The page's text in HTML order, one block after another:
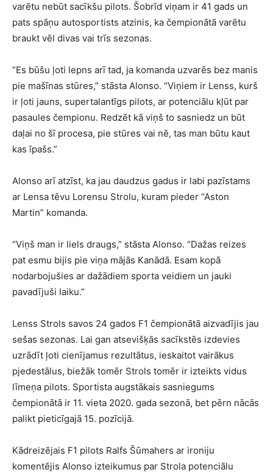
varētu nebūt sacīkšu pilots. Šobrīd viņam ir 41 gads un
pats spāņu autosportists atzinis, ka čempionātā varētu
braukt vēl divas vai trīs sezonas.
“Es būšu ļoti lepns arī tad, ja komanda uzvarēs bez manis
pie mašīnas stūres,” stāsta Alonso. “Viņiem ir Lenss, kurš
ir ļoti jauns, supertalantīgs pilots, ar potenciālu kļūt par
pasaules čempionu. Redzēt kā viņš to sasniedz un būt
daļai no šī procesa, pie stūres vai nē, tas man būtu kaut
kas īpašs.”
Alonso arī atzīst, ka jau daudzus gadus ir labi pazīstams
ar Lensa tēvu Lorensu Strolu, kuram pieder “Aston
Martin” komanda.
“Viņš man ir liels draugs,” stāsta Alonso. “Dažas reizes
pat esmu bijis pie viņa mājās Kanādā. Esam kopā
nodarbojušies ar dažādiem sporta veidiem un jauki
pavadījuši laiku.”
Lenss Strols savos 24 gados F1 čempionātā aizvadījis jau
sešas sezonas. Lai gan atsevišķās sacīkstēs izdevies
uzrādīt ļoti cienījamus rezultātus, ieskaitot vairākus
pjedestālus, biežāk tomēr Strols tomēr ir izteikts vidus
līmeņa pilots. Sportista augstākais sasniegums
čempionātā ir 11. vieta 2020. gada sezonā, bet pērn nācās
palikt pieticīgajā 15. pozīcijā.
Kādreizējais F1 pilots Ralfs Šūmahers ar ironiju
komentējis Alonso izteikumus par Strola potenciālu